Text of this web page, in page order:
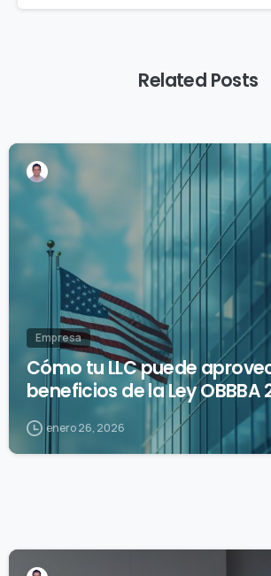
Related Posts
Empresa
Cómo tu LLC puede
beneficios de la Ley OBBBA
enero 26, 2026